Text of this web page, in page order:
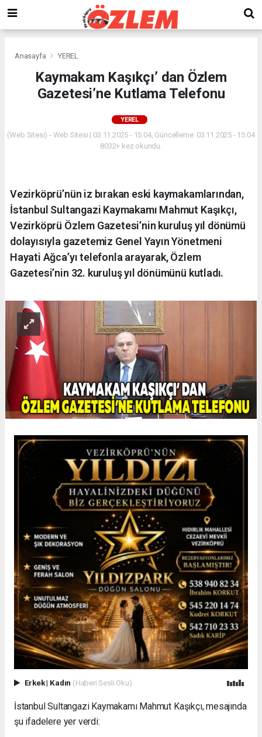
Anasayfa YEREL
Kaymakam Kaşıkçı’ dan Özlem
Gazetesi’ne Kutlama Telefonu
YEREL
(Web Sitesi) - Web Sitesi | 03.11.2025 - 15:04, Güncelleme: 03.11.2025 - 15:04
8032+ kez okundu.
Vezirköprü’nün iz bırakan eski kaymakamlarından,
İstanbul Sultangazi Kaymakamı Mahmut Kaşıkçı,
Vezirköprü Özlem Gazetesi’nin kuruluş yıl dönümü
dolayısıyla gazetemiz Genel Yayın Yönetmeni
Hayati Ağca’yı telefonla arayarak, Özlem
Gazetesi’nin 32. kuruluş yıl dönümünü kutladı.
Erkek| Kadın (Haberi Sesli Oku)
İstanbul Sultangazi Kaymakamı Mahmut Kaşıkçı, mesajında
şu ifadelere yer verdi: